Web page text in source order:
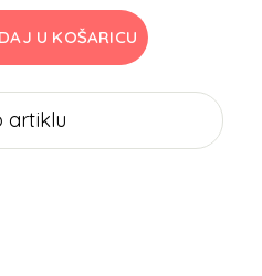
U KOŠARICU
artiklu